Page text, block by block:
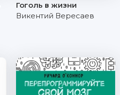
Гоголь в жизни
Викентий Вересаев